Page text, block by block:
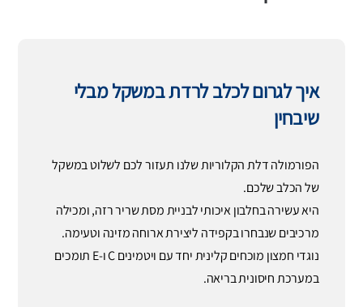
איך לגרום לכלב לרדת במשקל מבלי
שיבחין
הפורמולה דלת הקלוריות שלנו תעזור לכם לשלוט במשקל
של הכלב שלכם.
היא עשירה בחלבון איכותי לבניית מסת שריר רזה, ומכילה
מרכיבים שנבחרו בקפידה ליצירת ארוחה מזינה וטעימה.
נוגדי חמצון מוכחים קלינית יחד עם ויטמינים C ו-E תומכים
במערכת חיסונית בריאה.